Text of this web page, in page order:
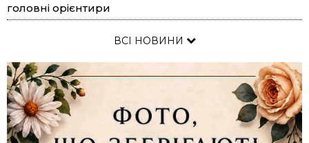
головні орієнтири
ВСІ НОВИНИ